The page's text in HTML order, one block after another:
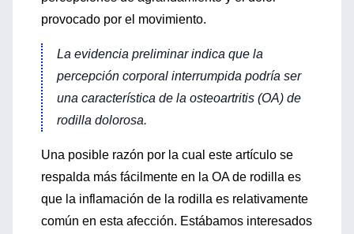
provocado por el movimiento.
La evidencia preliminar indica que la
percepción corporal interrumpida podría ser
una característica de la osteoartritis (OA) de
rodilla dolorosa.
Una posible razón por la cual este artículo se
respalda más fácilmente en la OA de rodilla es
que la inflamación de la rodilla es relativamente
común en esta afección. Estábamos interesados